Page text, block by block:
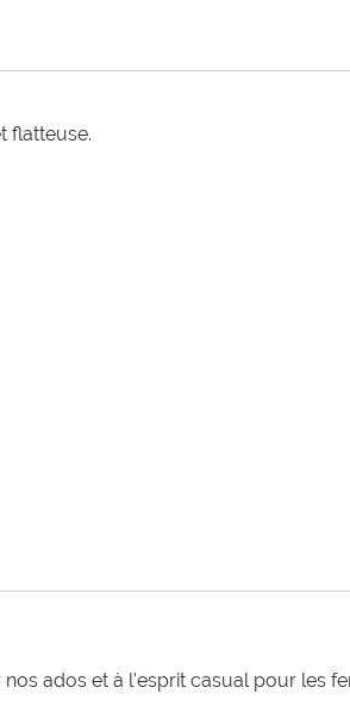
flatteuse.
ados et à l'esprit casual pour les